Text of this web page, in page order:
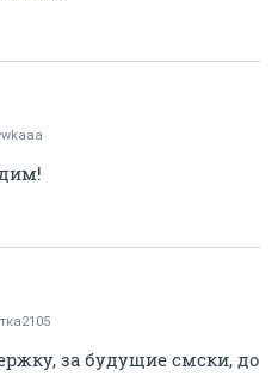
за будущие смски, до